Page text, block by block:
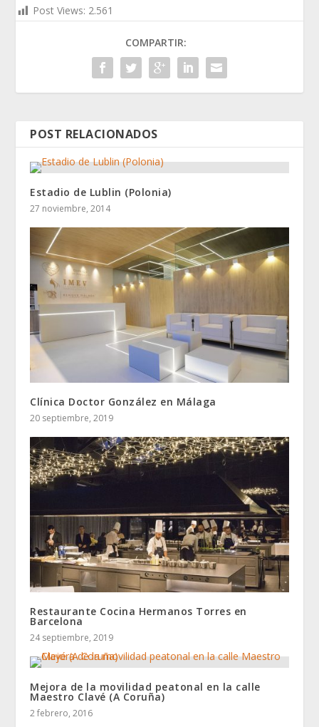
Post Views: 2.561
COMPARTIR:
POST RELACIONADOS
Estadio de Lublin (Polonia)
27 noviembre, 2014
Clínica Doctor González en Málaga
20 septiembre, 2019
Restaurante Cocina Hermanos Torres en
Barcelona
24 septiembre, 2019
Mejora de la movilidad peatonal en la calle
Maestro Clavé (A Coruña)
2 febrero, 2016